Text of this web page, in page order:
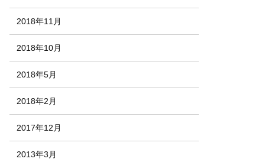
2018年11月
2018年10月
2018年5月
2018年2月
2017年12月
2013年3月